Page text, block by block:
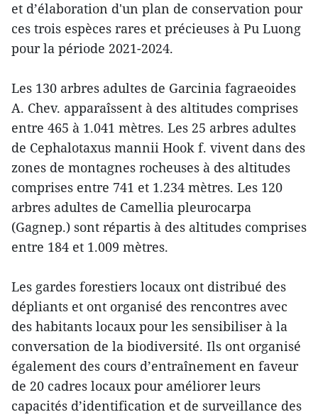
et d’élaboration d'un plan de conservation pour
ces trois espèces rares et précieuses à Pu Luong
pour la période 2021-2024.
Les 130 arbres adultes de Garcinia fagraeoides
A. Chev. apparaîssent à des altitudes comprises
entre 465 à 1.041 mètres. Les 25 arbres adultes
de Cephalotaxus mannii Hook f. vivent dans des
zones de montagnes rocheuses à des altitudes
comprises entre 741 et 1.234 mètres. Les 120
arbres adultes de Camellia pleurocarpa
(Gagnep.) sont répartis à des altitudes comprises
entre 184 et 1.009 mètres.
Les gardes forestiers locaux ont distribué des
dépliants et ont organisé des rencontres avec
des habitants locaux pour les sensibiliser à la
conversation de la biodiversité. Ils ont organisé
également des cours d’entraînement en faveur
de 20 cadres locaux pour améliorer leurs
capacités d’identification et de surveillance des